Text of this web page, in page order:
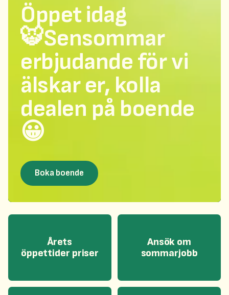
Öppet idag
🐯Sensommar
erbjudande för vi
älskar er, kolla
dealen på boende
😀
Boka boende
Årets
öppettider priser
Ansök om
sommarjobb